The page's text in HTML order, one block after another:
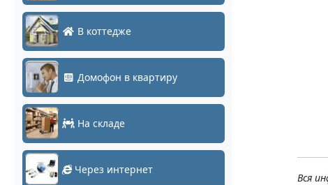
В коттедже
Домофон в квартиру
На складе
Через интернет
Вся